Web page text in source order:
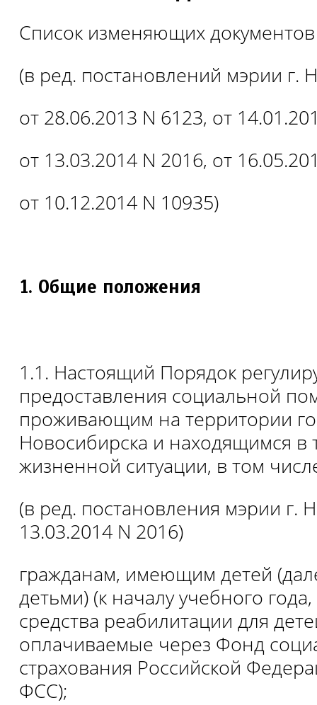
Список изменяющих документов
(в ред. постановлений мэрии г.
от 28.06.2013 N 6123, от
от 13.03.2014 N 2016, от
от 10.12.2014 N 10935)
Общие положения
1.1. Настоящий Порядок
предоставления социальной
проживающим на территории
Новосибирска и находящимся в
жизненной ситуации, в том
(в ред. постановления мэрии г.
13.03.2014 N 2016)
гражданам, имеющим детей
детьми) (к началу учебного
средства реабилитации для
оплачиваемые через Фонд
страхования Российской
ФСС);